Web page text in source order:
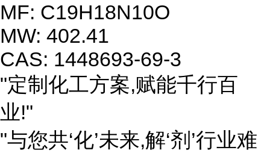
MF: C19H18N10O
MW: 402.41
CAS: 1448693-69-3
"定制化工方案,赋能千行百
业!"
"与您共‘化’未来,解‘剂’行业难